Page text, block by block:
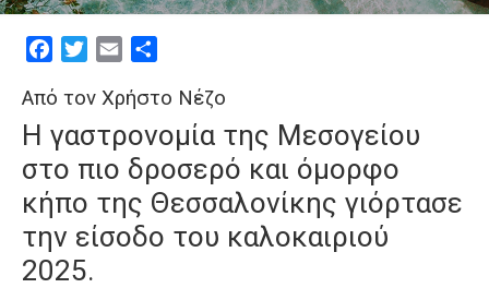
FacebookTwitterEmail
Από τον Χρήστο Νέζο
H γαστρονομία της Μεσογείου
στο πιο δροσερό και όμορφο
κήπο της Θεσσαλονίκης γιόρτασε
την είσοδο του καλοκαιριού
2025.